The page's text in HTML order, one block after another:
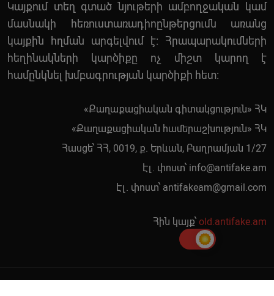
Կայքում տեղ գտած նյութերի ամբողջական կամ
մասնակի հեռուստառադիոընթերցումն առանց
կայքին հղման արգելվում է: Հրապարակումների
հեղինակների կարծիքը ոչ միշտ կարող է
համընկնել խմբագրության կարծիքի հետ:
«Քաղաքացիական գիտակցություն» ՀԿ
«Քաղաքացիական համերաշխություն» ՀԿ
Հասցե՝ ՀՀ, 0019, ք. Երևան, Բաղրամյան 1/27
Էլ. փոստ՝ info@antifake.am
Էլ. փոստ՝ antifakeam@gmail.com
Հին կայք՝ old.antifake.am